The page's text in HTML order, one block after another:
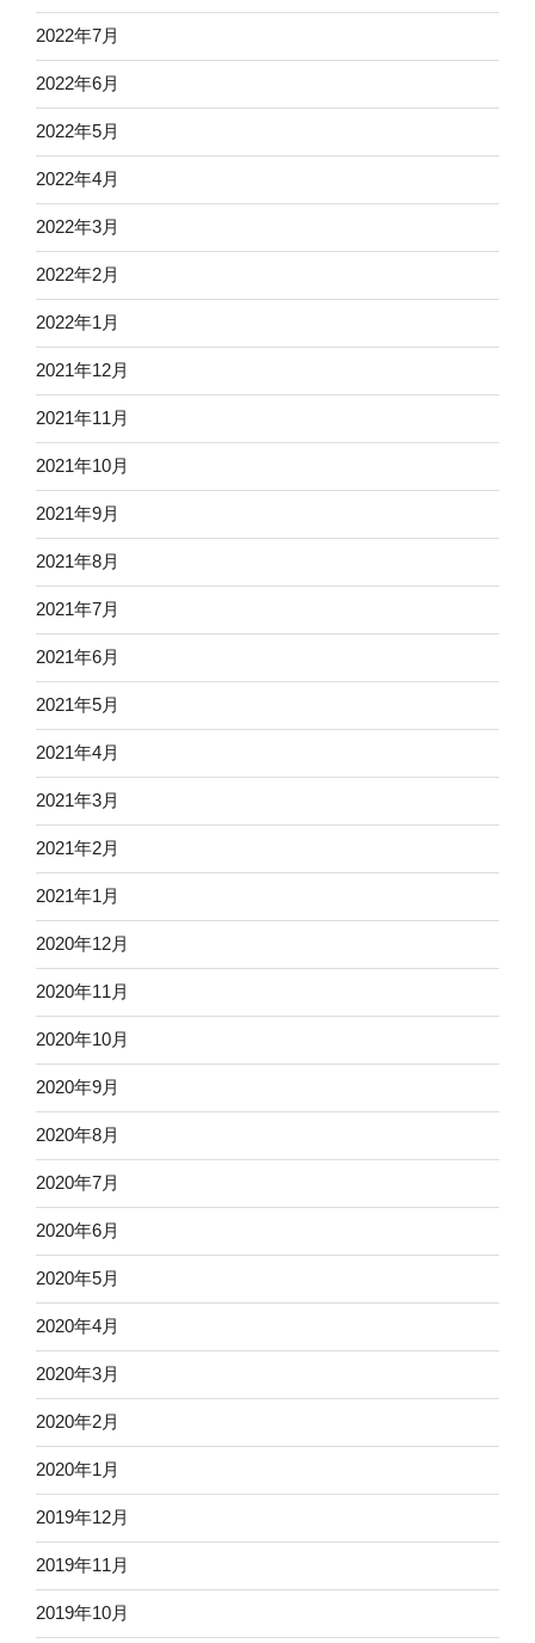
2022年7月
2022年6月
2022年5月
2022年4月
2022年3月
2022年2月
2022年1月
2021年12月
2021年11月
2021年10月
2021年9月
2021年8月
2021年7月
2021年6月
2021年5月
2021年4月
2021年3月
2021年2月
2021年1月
2020年12月
2020年11月
2020年10月
2020年9月
2020年8月
2020年7月
2020年6月
2020年5月
2020年4月
2020年3月
2020年2月
2020年1月
2019年12月
2019年11月
2019年10月